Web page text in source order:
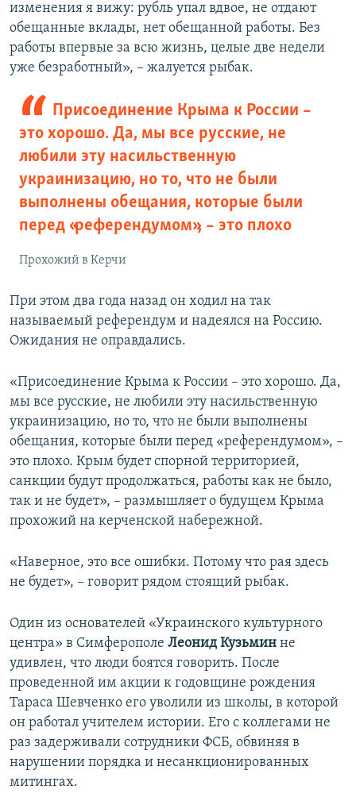
изменения я вижу: рубль упал вдвое, не отдают
обещанные вклады, нет обещанной работы. Без
работы впервые за всю жизнь, целые две недели
уже безработный», – жалуется рыбак.
Присоединение Крыма к России –
это хорошо. Да, мы все русские, не
любили эту насильственную
украинизацию, но то, что не были
выполнены обещания, которые были
перед «референдумом», – это плохо
Прохожий в Керчи
При этом два года назад он ходил на так
называемый референдум и надеялся на Россию.
Ожидания не оправдались.
«Присоединение Крыма к России – это хорошо. Да,
мы все русские, не любили эту насильственную
украинизацию, но то, что не были выполнены
обещания, которые были перед «референдумом», –
это плохо. Крым будет спорной территорией,
санкции будут продолжаться, работы как не было,
так и не будет», – размышляет о будущем Крыма
прохожий на керченской набережной.
«Наверное, это все ошибки. Потому что рая здесь
не будет», – говорит рядом стоящий рыбак.
Один из основателей «Украинского культурного
центра» в Симферополе Леонид Кузьмин не
удивлен, что люди боятся говорить. После
проведенной им акции к годовщине рождения
Тараса Шевченко его уволили из школы, в которой
он работал учителем истории. Его с коллегами не
раз задерживали сотрудники ФСБ, обвиняя в
нарушении порядка и несанкционированных
митингах.